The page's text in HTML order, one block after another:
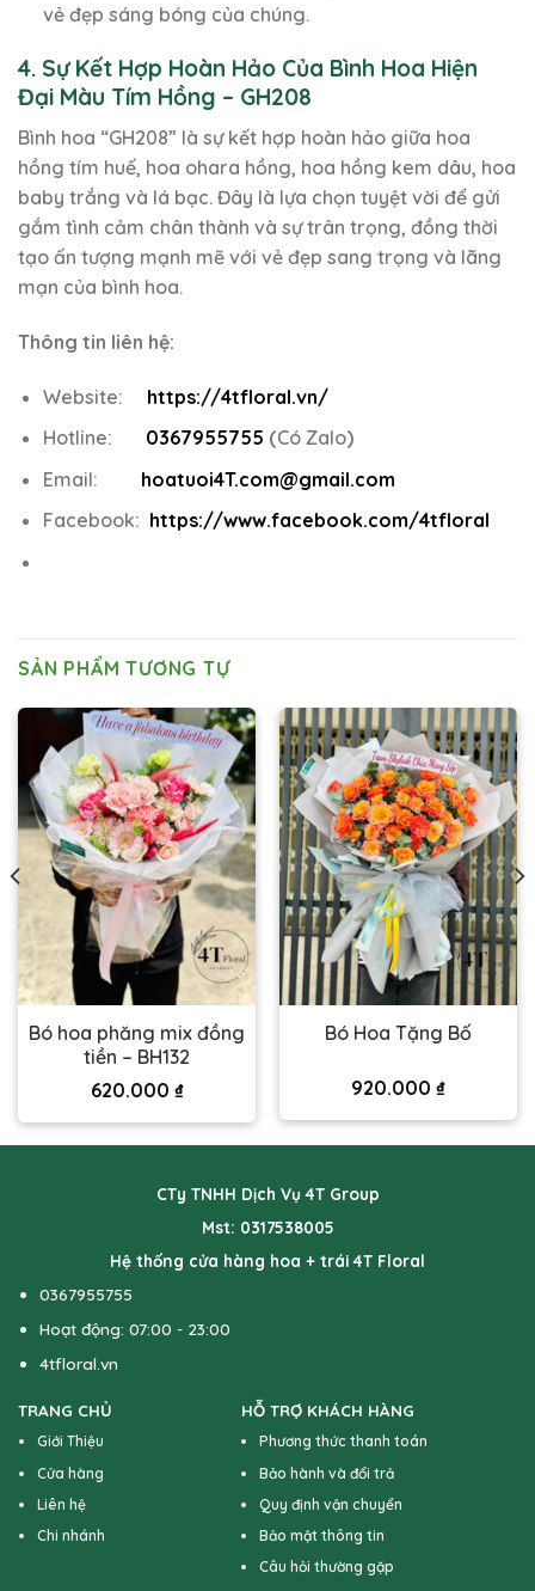
vẻ đẹp sáng bóng của chúng.
4. Sự Kết Hợp Hoàn Hảo Của Bình Hoa Hiện
Đại Màu Tím Hồng – GH208
Bình hoa “GH208” là sự kết hợp hoàn hảo giữa hoa
hồng tím huế, hoa ohara hồng, hoa hồng kem dâu, hoa
baby trắng và lá bạc. Đây là lựa chọn tuyệt vời để gửi
gắm tình cảm chân thành và sự trân trọng, đồng thời
tạo ấn tượng mạnh mẽ với vẻ đẹp sang trọng và lãng
mạn của bình hoa.
Thông tin liên hệ:
Website:
https://4tfloral.vn/
Hotline:
0367955755 (Có Zalo)
Email:
hoatuoi4T.com@gmail.com
Facebook: https://www.facebook.com/4tfloral
SẢN PHẨM TƯƠNG TỰ
Bó hoa phăng mix đồng
tiền – BH132
620.000 ₫
Bó Hoa Tặng Bố
920.000 ₫
CTy TNHH Dịch Vụ 4T Group
Mst: 0317538005
Hệ thống cửa hàng hoa + trái 4T Floral
0367955755
Hoạt động: 07:00 - 23:00
4tfloral.vn
TRANG CHỦ
Giới Thiệu
Cửa hàng
Liên hệ
Chi nhánh
HỖ TRỢ KHÁCH HÀNG
Phương thức thanh toán
Bảo hành và đổi trả
Quy định vận chuyển
Bảo mật thông tin
Câu hỏi thường gặp